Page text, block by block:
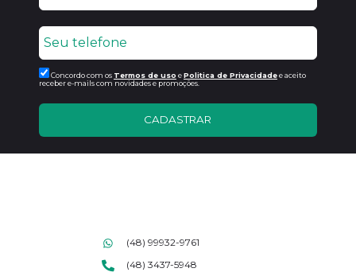
Concordo com os Termos de uso ePolitica de Privacidadee aceito
receber e-mails com novidades e promoções.
CADASTRAR
(48) 99932-9761
(48) 3437-5948